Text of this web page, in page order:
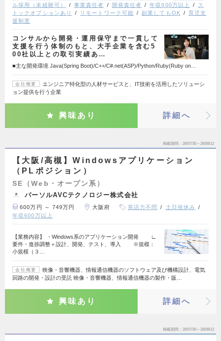
ル採用（未経験可）
事業責任者 開発責任者 年収600万以上
ス
トックオプションあり
リモートワーク可能 副業してもOK
育児支
援制度
コンサルから開発・運用保守まで一貫して
支援を行う体制のもと、大手企業を含む5
00社以上との取引実績あ…
■主な開発環境 Java(Spring Boot)/C++/C#.net(ASP)/Python/Ruby(Ruby on…
会社概要
エンジニア特化型の人材サービスと、IT技術を活用したソリューシ
ョン提供を行う企業
興味あり 詳細へ
掲載期間 26/07/30～26/08/12
【大阪/高槻】Windowsアプリケーション
（PLポジション）
SE（Web・オープン系）
パーソルAVCテクノロジー株式会社
600万円 ～ 749万円 大阪府 英語力不問
土日祝休み
年収600万以上
【業務内容】 ・Windows系のアプリケーション開発 ∟
要件・進捗調整＋設計、開発、テスト、導入 ※規模：
小規模（３…
会社概要
映像・音響機器、情報通信機器のソフトウェア及び機構設計、電気
回路の開発・設計の受託 映像・音響機器、情報通信機器の製作・販…
興味あり 詳細へ
掲載期間 26/07/30～26/08/12